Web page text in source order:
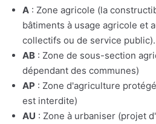
A : Zone agricole (la
bâtiments à usage agricole et
collectifs ou de service public).
AB : Zone de sous-section
dépendant des communes)
AP : Zone d'agriculture
est interdite)
AU : Zone à urbaniser (projet